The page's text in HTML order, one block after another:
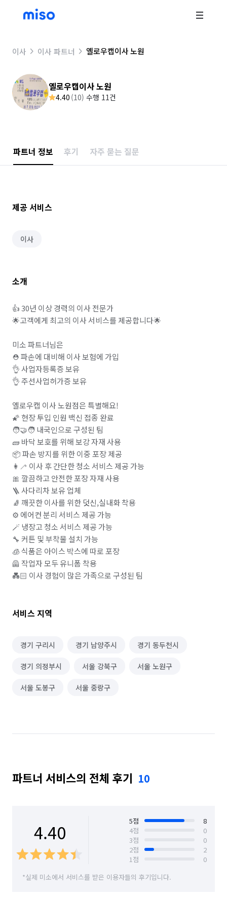
이사 이사 파트너 옐로우캡이사 노원
옐로우캡이사 노원
4.40 (10) 수행 11건
파트너 정보 후기 자주 묻는 질문
제공 서비스
이사
소개
👍 30년 이상 경력의 이사 전문가
🌟고객에게 최고의 이사 서비스를 제공합니다🌟
미소 파트너님은
⛑️ 파손에 대비해 이사 보험에 가입
👌 사업자등록증 보유
👌 주선사업허가증 보유
옐로우캡 이사 노원점은 특별해요!
🌠 현장 투입 인원 백신 접종 완료
🧑‍🤝‍🧑 내국인으로 구성된 팀
🧱 바닥 보호를 위해 보강 자재 사용
📦 파손 방지를 위한 이중 포장 제공
👩‍🦯 이사 후 간단한 청소 서비스 제공 가능
🎀 깔끔하고 안전한 포장 자재 사용
🪜 사다리차 보유 업체
🧦 깨끗한 이사를 위한 덧신,실내화 착용
⚙️ 에어컨 분리 서비스 제공 가능
🪄 냉장고 청소 서비스 제공 가능
🔧 커튼 및 부착물 설치 가능
🧊 식품은 아이스 박스에 따로 포장
🦺 작업자 모두 유니폼 착용
💑🏻 이사 경험이 많은 가족으로 구성된 팀
서비스 지역
경기 구리시 경기 남양주시 경기 동두천시
경기 의정부시 서울 강북구 서울 노원구
서울 도봉구 서울 중랑구
파트너 서비스의 전체 후기 10
4.40 5점
8
4점
0
3점
0
2점
2
1점
0
*실제 미소에서 서비스를 받은 이용자들의 후기입니다.